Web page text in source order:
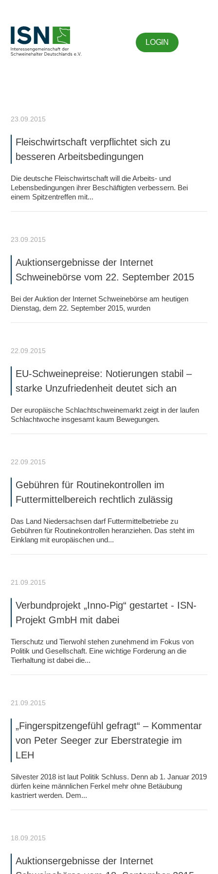
LOGIN
23.09.2015
Fleischwirtschaft verpflichtet sich zu
besseren Arbeitsbedingungen
Die deutsche Fleischwirtschaft will die Arbeits- und
Lebensbedingungen ihrer Beschäftigten verbessern. Bei
einem Spitzentreffen mit...
23.09.2015
Auktionsergebnisse der Internet
Schweinebörse vom 22. September 2015
Bei der Auktion der Internet Schweinebörse am heutigen
Dienstag, dem 22. September 2015, wurden
22.09.2015
EU-Schweinepreise: Notierungen stabil –
starke Unzufriedenheit deutet sich an
Der europäische Schlachtschweinemarkt zeigt in der laufen
Schlachtwoche insgesamt kaum Bewegungen.
22.09.2015
Gebühren für Routinekontrollen im
Futtermittelbereich rechtlich zulässig
Das Land Niedersachsen darf Futtermittelbetriebe zu
Gebühren für Routinekontrollen heranziehen. Das steht im
Einklang mit europäischen und...
21.09.2015
Verbundprojekt „Inno-Pig“ gestartet - ISN-
Projekt GmbH mit dabei
Tierschutz und Tierwohl stehen zunehmend im Fokus von
Politik und Gesellschaft. Eine wichtige Forderung an die
Tierhaltung ist dabei die...
21.09.2015
„Fingerspitzengefühl gefragt“ – Kommentar
von Peter Seeger zur Eberstrategie im
LEH
Silvester 2018 ist laut Politik Schluss. Denn ab 1. Januar 2019
dürfen keine männlichen Ferkel mehr ohne Betäubung
kastriert werden. Dem...
18.09.2015
Auktionsergebnisse der Internet